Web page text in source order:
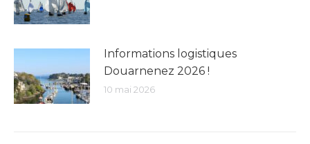
Informations logistiques
Douarnenez 2026 !
10 mai 2026